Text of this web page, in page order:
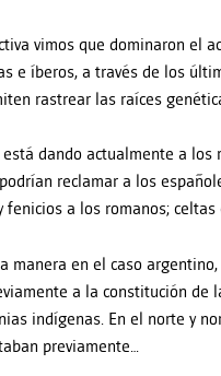
vimos que dominaron el
e íberos, a través de los
rastrear las raíces
dando actualmente a
reclamar a los
fenicios a los romanos;
manera en el caso
a la constitución de
indígenas. En el norte y
previamente…